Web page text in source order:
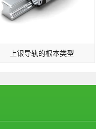
上银导轨的根本类型